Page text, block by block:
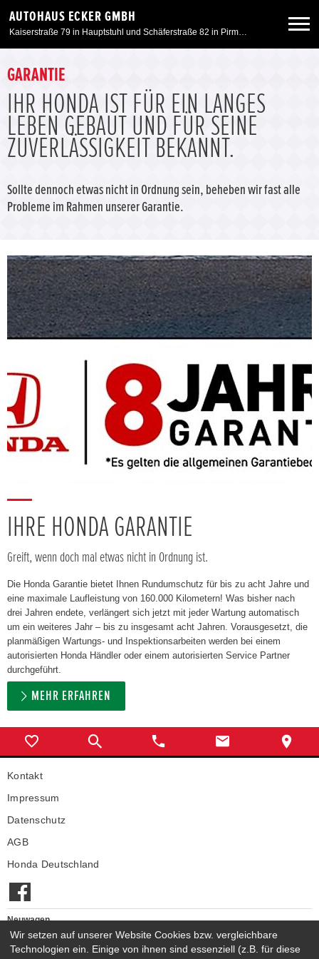
AUTOHAUS ECKER GMBH
Kaiserstraße 79 in Hauptstuhl und Schäferstraße 82 in Pirmasens
Neuwagen
Gebrauchtwagen
Angebote
Service & Zubehör
Motorrad
GARANTIE
IHR HONDA IST FÜR EIN LANGES
LEBEN GEBAUT UND FÜR SEINE
ZUVERLÄSSIGKEIT BEKANNT.
Sollte dennoch etwas nicht in Ordnung sein, beheben wir fast alle
Probleme im Rahmen unserer Garantie.
IHRE HONDA GARANTIE
Greift, wenn doch mal etwas nicht in Ordnung ist.
Die Honda Garantie bietet Ihnen Rundumschutz für bis zu acht Jahre und
eine maximale Laufleistung von 160.000 Kilometern! Was bisher nach
drei Jahren endete, verlängert sich jetzt mit jeder Wartung automatisch
um ein weiteres Jahr – bis zu insgesamt acht Jahren. Vorausgesetzt, die
planmäßigen Wartungs- und Inspektionsarbeiten werden bei einem
autorisierten Honda Händler oder einem autorisierten Service Partner
durchgeführt.
MEHR ERFAHREN
Kontakt
Impressum
Datenschutz
AGB
Honda Deutschland
Neuwagen
Honda Neuwagen
Gebrauchtwagen
Wir setzen auf unserer Website Cookies bzw. vergleichbare
Technologien ein. Einige von ihnen sind essenziell (z.B. für diese